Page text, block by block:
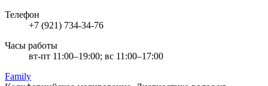
Телефон
+7 (921) 734-34-76
Часы работы
вт-пт 11:00–19:00; вс 11:00–17:00
Family